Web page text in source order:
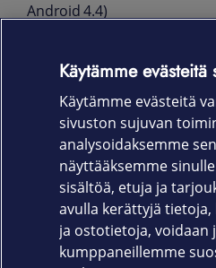
Android 4.4)
Valmistajan myöntämä
Tuotekoodi
CP.MA.00000359.01
Käytämme
Käytämme evästeitä
sivuston sujuvan
analysoidaksemme
näyttääksemme
sisältöä, etuja ja
avulla kerättyjä
ja ostotietoja, voidaan
kumppaneillemme